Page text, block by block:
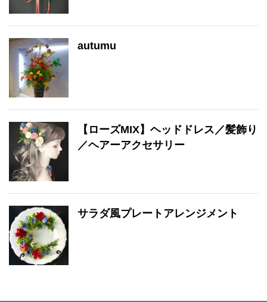
autumu
【ローズMIX】ヘッドドレス／髪飾り
／ヘアーアクセサリー
サラダ風プレートアレンジメント